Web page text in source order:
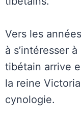
Vers les
à s’intéresser
tibétain arrive
la reine
cynologie.